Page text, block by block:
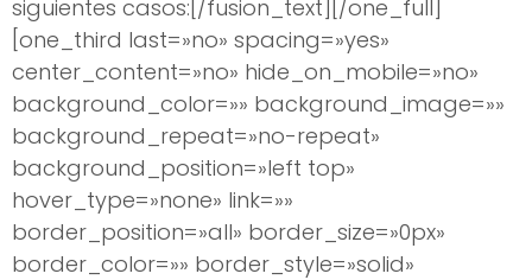
siguientes casos:[/fusion_text][/one_full]
[one_third last=»no» spacing=»yes»
center_content=»no» hide_on_mobile=»no»
background_color=»» background_image=»»
background_repeat=»no-repeat»
background_position=»left top»
hover_type=»none» link=»»
border_position=»all» border_size=»0px»
border_color=»» border_style=»solid»